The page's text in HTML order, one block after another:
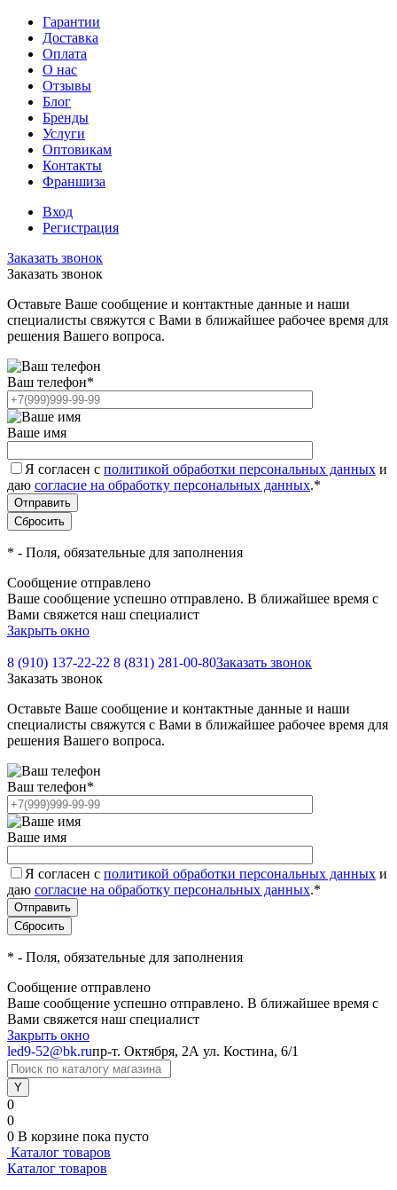
Гарантии
Доставка
Оплата
О нас
Отзывы
Блог
Бренды
Услуги
Оптовикам
Контакты
Франшиза
Вход
Регистрация
Заказать звонок
Заказать звонок
Оставьте Ваше сообщение и контактные данные и наши
специалисты свяжутся с Вами в ближайшее рабочее время для
решения Вашего вопроса.
Ваш телефон*
Ваше имя
Я согласен с политикой обработки персональных данных и
даю согласие на обработку персональных данных.*
* - Поля, обязательные для заполнения
Сообщение отправлено
Ваше сообщение успешно отправлено. В ближайшее время с
Вами свяжется наш специалист
Закрыть окно
8 (910) 137-22-22 8 (831) 281-00-80Заказать звонок
Заказать звонок
Оставьте Ваше сообщение и контактные данные и наши
специалисты свяжутся с Вами в ближайшее рабочее время для
решения Вашего вопроса.
Ваш телефон*
Ваше имя
Я согласен с политикой обработки персональных данных и
даю согласие на обработку персональных данных.*
* - Поля, обязательные для заполнения
Сообщение отправлено
Ваше сообщение успешно отправлено. В ближайшее время с
Вами свяжется наш специалист
Закрыть окно
led9-52@bk.ruпр-т. Октября, 2А ул. Костина, 6/1
0
0
0 В корзине пока пусто
Каталог товаров
Каталог товаров